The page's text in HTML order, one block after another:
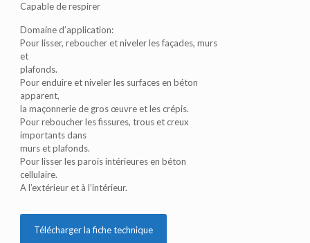
Capable de respirer
Domaine d’application:
Pour lisser, reboucher et niveler les façades, murs
et
plafonds.
Pour enduire et niveler les surfaces en béton
apparent,
la maçonnerie de gros œuvre et les crépis.
Pour reboucher les fissures, trous et creux
importants dans
murs et plafonds.
Pour lisser les parois intérieures en béton
cellulaire.
A l’extérieur et à l’intérieur.
Télécharger la fiche technique